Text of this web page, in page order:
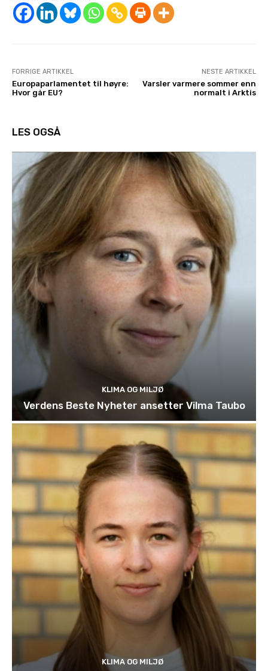
FORRIGE ARTIKKEL
Europaparlamentet til høyre:
Hvor går EU?
NESTE ARTIKKEL
Varsler varmere sommer enn
normalt i Arktis
LES OGSÅ
KLIMA OG MILJØ
Verdens Beste Nyheter ansetter Vilma Taubo
KLIMA OG MILJØ